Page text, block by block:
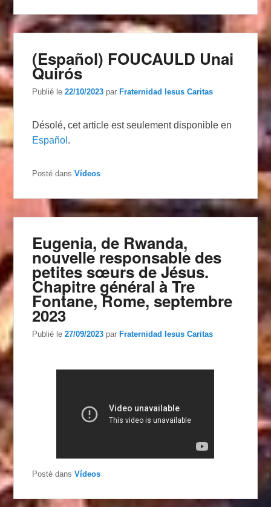
(Español) FOUCAULD Unai
Quirós
Publié le22/10/2023 par Fraternidad Iesus Caritas
Désolé, cet article est seulement disponible en
Español .
Posté dans Vídeos
Eugenia, de Rwanda,
nouvelle responsable des
petites sœurs de Jésus.
Chapitre général à Tre
Fontane, Rome, septembre
2023
Publié le27/09/2023 parFraternidad Iesus Caritas
Posté dans Vídeos